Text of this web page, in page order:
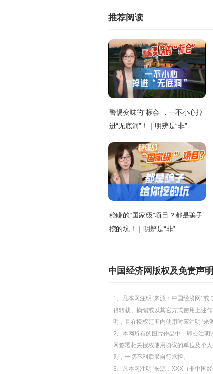
推荐阅读
警惕变味的“标会”，一不小心掉
进“无底洞”！｜明辨是“非”
稳赚的“国家级”项目？都是骗子
挖的坑！｜明辨是“非”
中国经济网版权及免责声明
1、凡本网注明 '来源：中国经济网' 或
得转载、摘编或以其它方式使用上述
明，且在授权范围内使用时应注明 '来
2、本网所有的图片作品中，即使注明
网签署相关授权使用协议的单位及个
则，一切不利后果自行承担。
3、凡本网注明 '来源：XXX（非中国